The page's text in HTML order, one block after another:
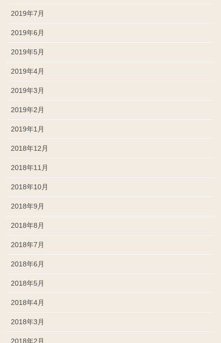
2019年7月
2019年6月
2019年5月
2019年4月
2019年3月
2019年2月
2019年1月
2018年12月
2018年11月
2018年10月
2018年9月
2018年8月
2018年7月
2018年6月
2018年5月
2018年4月
2018年3月
2018年2月